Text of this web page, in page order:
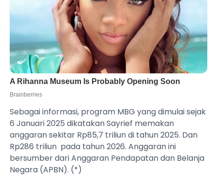
Sebagai informasi, program MBG yang dimulai sejak
6 Januari 2025 dikatakan Sayrief memakan
anggaran sekitar Rp85,7 triliun di tahun 2025. Dan
Rp286 triliun pada tahun 2026. Anggaran ini
bersumber dari Anggaran Pendapatan dan Belanja
Negara (APBN). (*)